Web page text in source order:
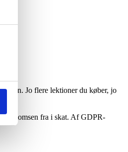
Jo flere lektioner du køber, jo
af momsen fra i skat. Af GDPR-